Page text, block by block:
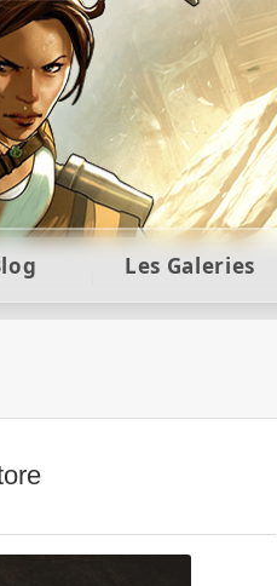
et collectors
Les Galeries